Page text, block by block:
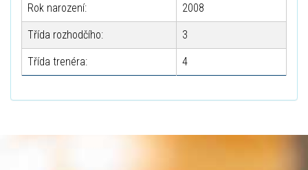
Rok narození: 2008
Třída rozhodčího: 3
Třída trenéra: 4